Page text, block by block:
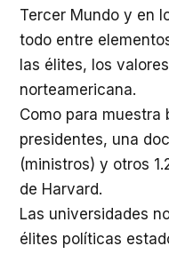
Tercer Mundo y en
todo entre
las élites, los
norteamericana.
Como para
presidentes, una
(ministros) y otros
de Harvard.
Las universidades
élites políticas